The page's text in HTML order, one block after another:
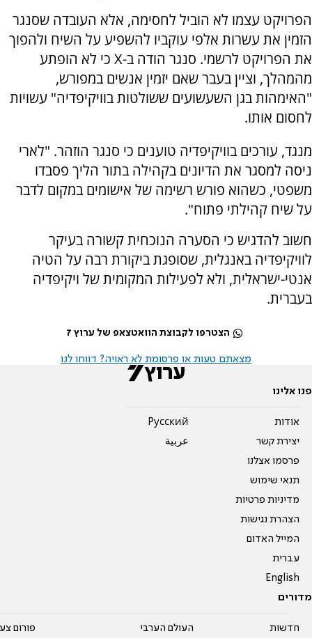
הפרויקט עצמו לא הוביל לחסימה, אלא העובדה שסנגר
הזמין את עשרות אלפי עוקביו להשפיע על השיח ולהפוך
את הפרויקט לרשמי. סנגר הודה ב-X כי לא הופתע
מהמהלך, וציין בעבר שאם יזמין אנשים במפורש,
"האימהות בגן השעשועים ששולטות בוויקיפדיה" עשויות
לחסום אותו.
מנגד, עורכים בוויקיפדיה טוענים כי סנגר הוזהר. "לארי
ניסה למסגר את הדיונים בקהילה בתור הליך פסבדו
משפטי, כשהוא פורש רשימה של אישומים במקום לדבר
על שיח קהילתי פתוח".
חשוב להדגיש כי הסערה הנוכחית קשורה בעיקר
לוויקיפדיה באנגלית, שסופגת ביקורת רבה על הטיה
אנטי-ישראלית, ולא לפעילות המקומית של ויקיפדיה
בעברית.
הצטרפו לקבוצת הוואטצאפ של ערוץ 7
מצאתם טעות או פרסומת לא ראויה? דווחו לנו
פנו אלינו
אודות
יצירת קשר
פרסמו אצלנו
תנאי שימוש
מדיניות פרטיות
הצהרת נגישות
המייל האדום
עברית
English
Pусский
عربية
מדורים
חדשות העולם הערבי פורום